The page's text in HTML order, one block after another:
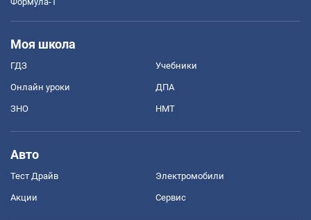
Моя школа
ГДЗ Учебники
Онлайн уроки ДПА
ЗНО НМТ
Авто
Тест Драйв Электромобили
Акции Сервис